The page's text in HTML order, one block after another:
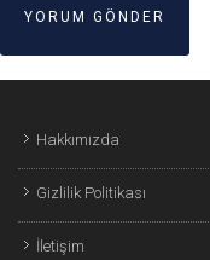
Hakkımızda
Gizlilik Politikası
İletişim